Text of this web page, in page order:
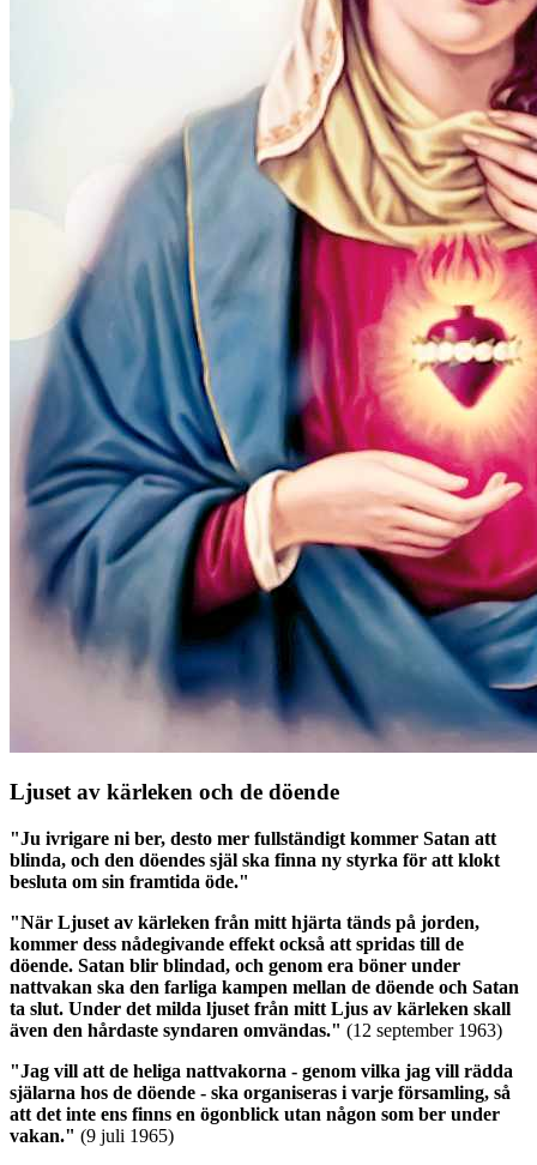
Ljuset av kärleken och de döende
"Ju ivrigare ni ber, desto mer fullständigt kommer Satan att
blinda, och den döendes själ ska finna ny styrka för att klokt
besluta om sin framtida öde."
"När Ljuset av kärleken från mitt hjärta tänds på jorden,
kommer dess nådegivande effekt också att spridas till de
döende. Satan blir blindad, och genom era böner under
nattvakan ska den farliga kampen mellan de döende och Satan
ta slut. Under det milda ljuset från mitt Ljus av kärleken skall
även den hårdaste syndaren omvändas." (12 september 1963)
"Jag vill att de heliga nattvakorna - genom vilka jag vill rädda
själarna hos de döende - ska organiseras i varje församling, så
att det inte ens finns en ögonblick utan någon som ber under
vakan." (9 juli 1965)